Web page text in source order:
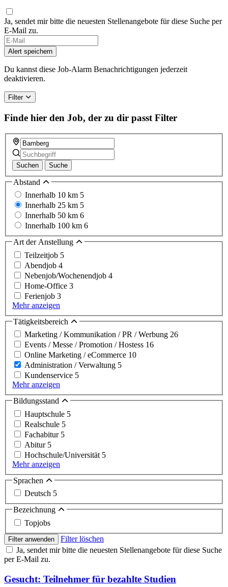
Ja, sendet mir bitte die neuesten Stellenangebote für diese Suche per
E-Mail zu.
If
you
are
a
human,
this
field
Alert speichern
Du kannst diese Job-Alarm Benachrichtigungen jederzeit
deaktivieren.
Filter
Finde hier den Job, der zu dir passt Filter
Suchen Suche
Abstand
Innerhalb 10 km 5
Innerhalb 25 km 5
Innerhalb 50 km 6
Innerhalb 100 km 6
Art der Anstellung
Teilzeitjob 5
Abendjob 4
Nebenjob/Wochenendjob 4
Home-Office 3
Ferienjob 3
Mehr anzeigen
Tätigkeitsbereich
Marketing / Kommunikation / PR / Werbung 26
Events / Messe / Promotion / Hostess 16
Online Marketing / eCommerce 10
Administration / Verwaltung 5
Kundenservice 5
Mehr anzeigen
Bildungsstand
Hauptschule 5
Realschule 5
Fachabitur 5
Abitur 5
Hochschule/Universität 5
Mehr anzeigen
Sprachen
Deutsch 5
Bezeichnung
Topjobs
Filter anwenden
Filter löschen
Ja, sendet mir bitte die neuesten Stellenangebote für diese Suche
per E-Mail zu.
Gesucht: Teilnehmer für bezahlte Studien